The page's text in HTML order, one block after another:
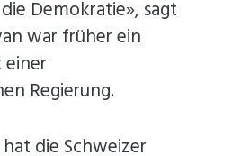
Demokratie», sagt
war früher ein
Regierung.
die Schweizer